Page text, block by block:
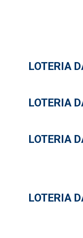
LOTERIA
LOTERIA
LOTERIA
LOTERIA